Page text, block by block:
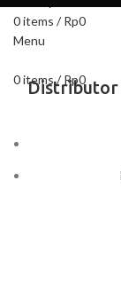
0items / Rp0
Menu
0items / Rp0
Distributor